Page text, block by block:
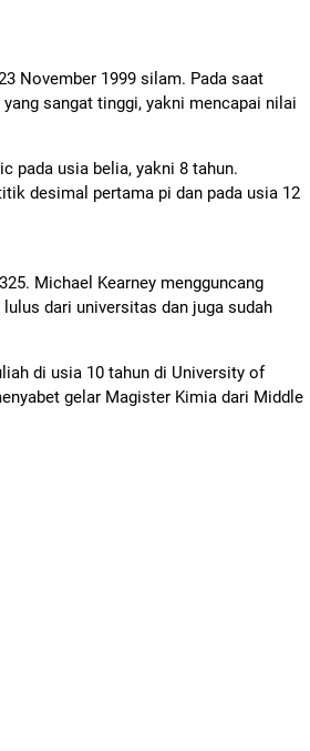
November 1999 silam. Pada saat
sangat tinggi, yakni mencapai nilai
pada usia belia, yakni 8 tahun.
desimal pertama pi dan pada usia 12
Michael Kearney mengguncang
dari universitas dan juga sudah
di usia 10 tahun di University of
gelar Magister Kimia dari Middle